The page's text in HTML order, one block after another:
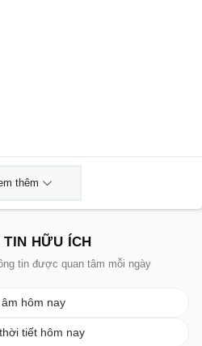
thêm
TIN HỮU ÍCH
tin được quan tâm mỗi ngày
hôm nay
tiết hôm nay